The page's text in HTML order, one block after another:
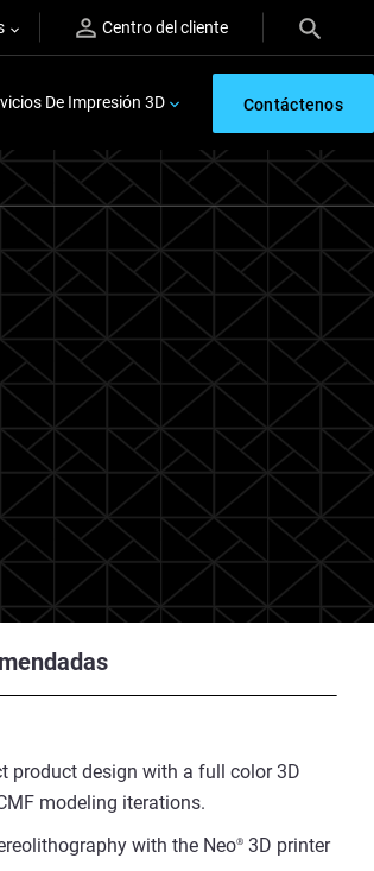
Centro del cliente
De Impresión 3D Contáctenos
product design with a full color 3D
modeling iterations.
with the Neo®3D printer